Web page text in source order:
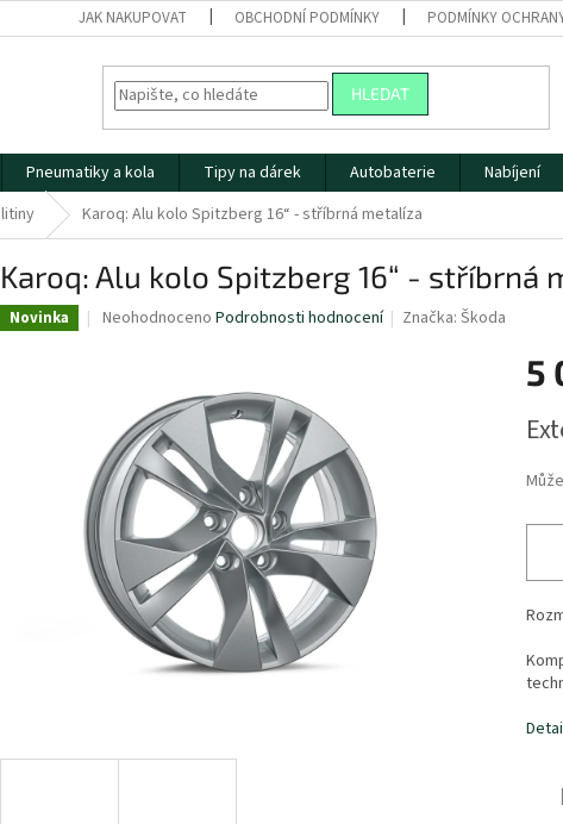
JAK NAKUPOVAT OBCHODNÍ PODMÍNKY PODMÍNKY
HLEDAT
Pneumatiky a kola Tipy na dárek Autobaterie Nabíjení
Karoq: Alu kolo Spitzberg 16“ - stříbrná metalíza
Karoq: Alu kolo Spitzberg 16“ - stříbrná
Novinka
Průměrné
5
hvězdiček.
Neohodnoceno Podrobnosti hodnocení Značka:Škoda
5